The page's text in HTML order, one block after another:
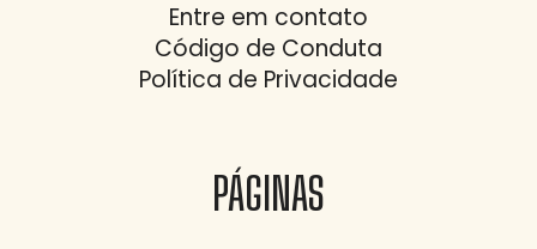
Entre em contato
Código de Conduta
Política de Privacidade
PÁGINAS